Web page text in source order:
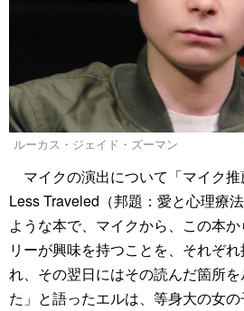
ルーカス・ジェイド・ズーマン
マイクの演出について「マイク
Less Traveled（邦題：愛と心理療
ような本で、マイクから、この本
リーが興味を持つことを、それぞ
れ、その翌日にはその読んだ箇所
た」と語ったエルは、等身大の女